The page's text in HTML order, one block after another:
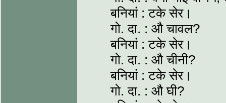
बनियां : टके सेर।
गो. दा. : औ चावल?
बनियां : टके सेर।
गो. दा. : औ चीनी?
बनियां : टके सेर।
गो. दा. : औ घी?